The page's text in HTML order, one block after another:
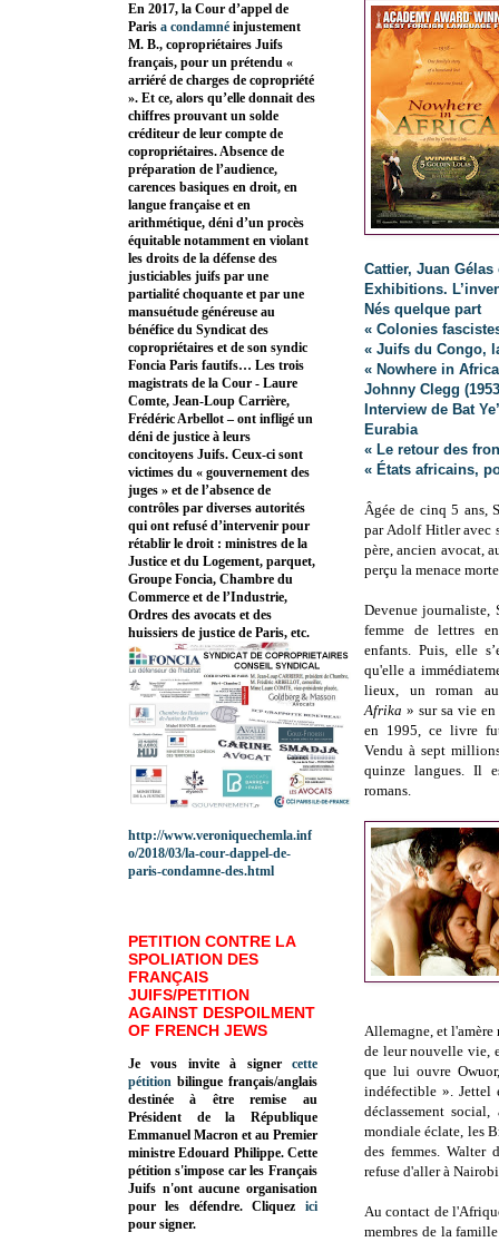
Cattier, Juan
Exhibitions.
Nés quelque part
« Colonies
« Juifs du Congo,
« Nowhere in
Johnny Clegg
Interview de Bat
Eurabia
« Le retour des
« États africains,
Âgée de cinq 5 ans,
par Adolf Hitler avec
père, ancien avocat,
perçu la menace
Devenue journaliste,
femme de lettres
enfants. Puis, elle
qu'elle a
lieux, un roman
Afrika» sur sa vie
en 1995, ce livre
Vendu à sept
quinze langues. Il
romans.
Allemagne, et l'amère
de leur nouvelle vie,
que lui ouvre
indéfectible ». Jettel
déclassement
mondiale éclate, les
des femmes. Walter
refuse d'aller à
Au contact de
membres de la
En 2017, la Cour d’appel de
Paris a condamné injustement
M. B., copropriétaires Juifs
français, pour un prétendu «
arriéré de charges de copropriété
». Et ce, alors qu’elle donnait des
chiffres prouvant un solde
créditeur de leur compte de
copropriétaires. Absence de
préparation de l’audience,
carences basiques en droit, en
langue française et en
arithmétique, déni d’un procès
équitable notamment en violant
les droits de la défense des
justiciables juifs par une
partialité choquante et par une
mansuétude généreuse au
bénéfice du Syndicat des
copropriétaires et de son syndic
Foncia Paris fautifs… Les trois
magistrats de la Cour - Laure
Comte, Jean-Loup Carrière,
Frédéric Arbellot – ont infligé un
déni de justice à leurs
concitoyens Juifs. Ceux-ci sont
victimes du « gouvernement des
juges » et de l’absence de
contrôles par diverses autorités
qui ont refusé d’intervenir pour
rétablir le droit : ministres de la
Justice et du Logement, parquet,
Groupe Foncia, Chambre du
Commerce et de l’Industrie,
Ordres des avocats et des
huissiers de justice de Paris, etc.
http://www.veroniquechemla.inf
o/2018/03/la-cour-dappel-de-
paris-condamne-des.html
PETITION CONTRE LA
SPOLIATION DES
FRANÇAIS
JUIFS/PETITION
AGAINST DESPOILMENT
OF FRENCH JEWS
Je vous invite à signer cette
pétition bilingue français/anglais
destinée à être remise au
Président de la République
Emmanuel Macron et au Premier
ministre Edouard Philippe. Cette
pétition s'impose car les Français
Juifs n'ont aucune organisation
pour les défendre. Cliquez
ici
pour signer.